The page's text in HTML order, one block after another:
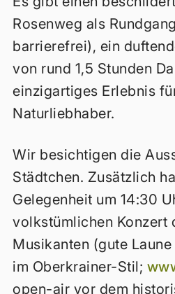
Rosenweg als
barrierefrei), ein
von rund 1,5 Stunden
einzigartiges Erlebnis
Naturliebhaber.
Wir besichtigen die
Städtchen. Zusätzlich
Gelegenheit um 14:30
volkstümlichen Konzert
Musikanten (gute
im Oberkrainer-Stil;
open-air vor dem